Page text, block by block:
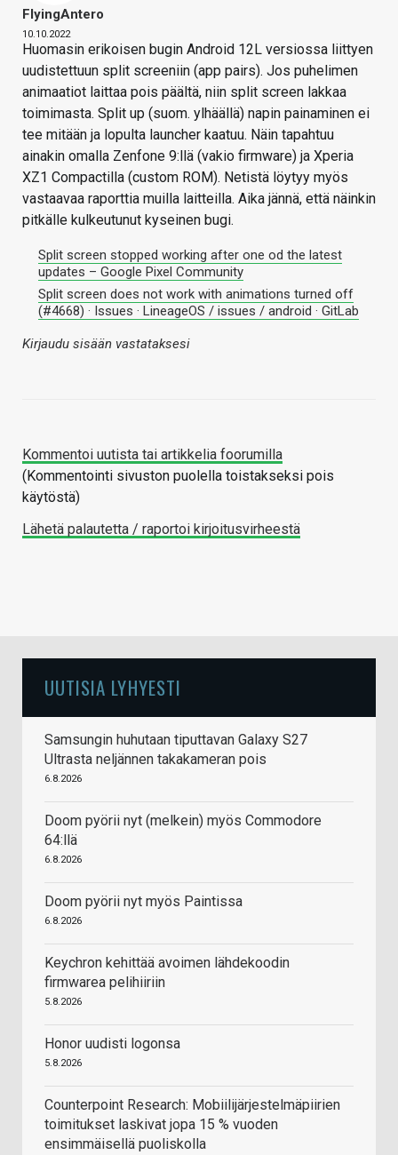
FlyingAntero
10.10.2022
Huomasin erikoisen bugin Android 12L versiossa liittyen
uudistettuun split screeniin (app pairs). Jos puhelimen
animaatiot laittaa pois päältä, niin split screen lakkaa
toimimasta. Split up (suom. ylhäällä) napin painaminen ei
tee mitään ja lopulta launcher kaatuu. Näin tapahtuu
ainakin omalla Zenfone 9:llä (vakio firmware) ja Xperia
XZ1 Compactilla (custom ROM). Netistä löytyy myös
vastaavaa raporttia muilla laitteilla. Aika jännä, että näinkin
pitkälle kulkeutunut kyseinen bugi.
Split screen stopped working after one od the latest
updates – Google Pixel Community
Split screen does not work with animations turned off
(#4668) · Issues · LineageOS / issues / android · GitLab
Kirjaudu sisään vastataksesi
Kommentoi uutista tai artikkelia foorumilla
(Kommentointi sivuston puolella toistakseksi pois
käytöstä)
Lähetä palautetta / raportoi kirjoitusvirheestä
UUTISIA LYHYESTI
Samsungin huhutaan tiputtavan Galaxy S27
Ultrasta neljännen takakameran pois
6.8.2026
Doom pyörii nyt (melkein) myös Commodore
64:llä
6.8.2026
Doom pyörii nyt myös Paintissa
6.8.2026
Keychron kehittää avoimen lähdekoodin
firmwarea pelihiiriin
5.8.2026
Honor uudisti logonsa
5.8.2026
Counterpoint Research: Mobiilijärjestelmäpiirien
toimitukset laskivat jopa 15 % vuoden
ensimmäisellä puoliskolla